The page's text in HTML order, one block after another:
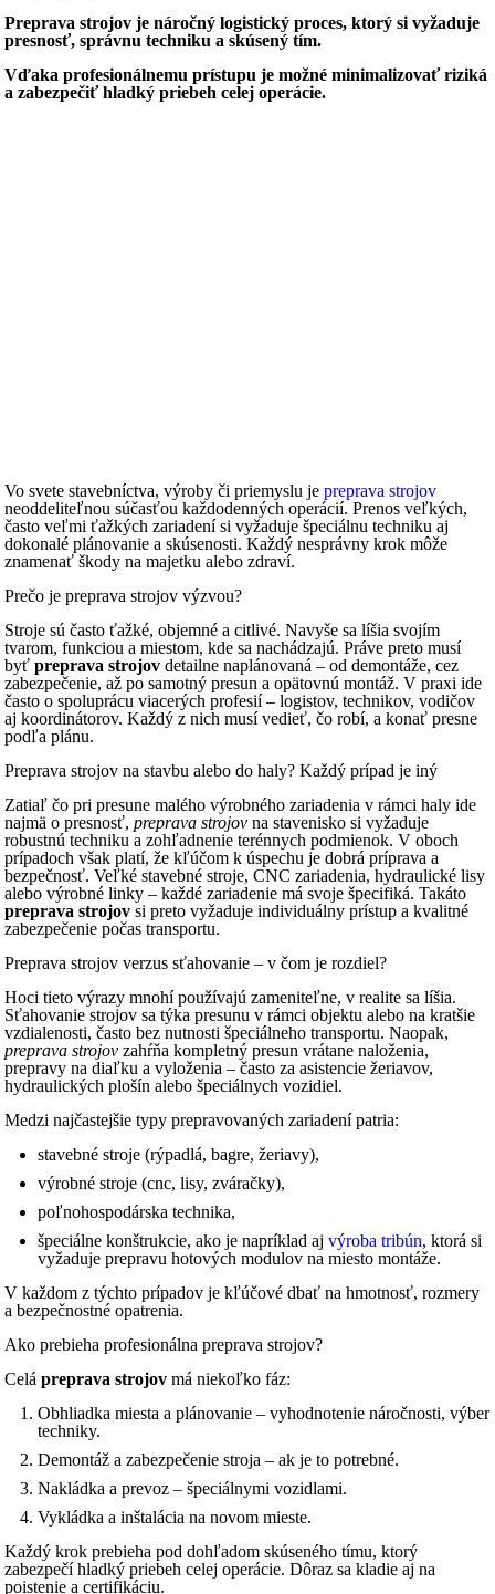
Preprava strojov je náročný logistický proces, ktorý si vyžaduje
presnosť, správnu techniku a skúsený tím.
Vďaka profesionálnemu prístupu je možné minimalizovať riziká
a zabezpečiť hladký priebeh celej operácie.
Vo svete stavebníctva, výroby či priemyslu jepreprava strojov
neoddeliteľnou súčasťou každodenných operácií. Prenos veľkých,
často veľmi ťažkých zariadení si vyžaduje špeciálnu techniku aj
dokonalé plánovanie a skúsenosti. Každý nesprávny krok môže
znamenať škody na majetku alebo zdraví.
Prečo je preprava strojov výzvou?
Stroje sú často ťažké, objemné a citlivé. Navyše sa líšia svojím
tvarom, funkciou a miestom, kde sa nachádzajú. Práve preto musí
byťpreprava strojov detailne naplánovaná – od demontáže, cez
zabezpečenie, až po samotný presun a opätovnú montáž. V praxi ide
často o spoluprácu viacerých profesií – logistov, technikov, vodičov
aj koordinátorov. Každý z nich musí vedieť, čo robí, a konať presne
podľa plánu.
Preprava strojov na stavbu alebo do haly? Každý prípad je iný
Zatiaľ čo pri presune malého výrobného zariadenia v rámci haly ide
najmä o presnosť,preprava strojov na stavenisko si vyžaduje
robustnú techniku a zohľadnenie terénnych podmienok. V oboch
prípadoch však platí, že kľúčom k úspechu je dobrá príprava a
bezpečnosť. Veľké stavebné stroje, CNC zariadenia, hydraulické lisy
alebo výrobné linky – každé zariadenie má svoje špecifiká. Takáto
preprava strojov si preto vyžaduje individuálny prístup a kvalitné
zabezpečenie počas transportu.
Preprava strojov verzus sťahovanie – v čom je rozdiel?
Hoci tieto výrazy mnohí používajú zameniteľne, v realite sa líšia.
Sťahovanie strojov sa týka presunu v rámci objektu alebo na kratšie
vzdialenosti, často bez nutnosti špeciálneho transportu. Naopak,
preprava strojov zahŕňa kompletný presun vrátane naloženia,
prepravy na diaľku a vyloženia – často za asistencie žeriavov,
hydraulických plošín alebo špeciálnych vozidiel.
Medzi najčastejšie typy prepravovaných zariadení patria:
stavebné stroje (rýpadlá, bagre, žeriavy),
výrobné stroje (cnc, lisy, zváračky),
poľnohospodárska technika,
špeciálne konštrukcie, ako je napríklad ajvýroba tribún, ktorá si
vyžaduje prepravu hotových modulov na miesto montáže.
V každom z týchto prípadov je kľúčové dbať na hmotnosť, rozmery
a bezpečnostné opatrenia.
Ako prebieha profesionálna preprava strojov?
Celápreprava strojov má niekoľko fáz:
Obhliadka miesta a plánovanie – vyhodnotenie náročnosti, výber
techniky.
Demontáž a zabezpečenie stroja – ak je to potrebné.
Nakládka a prevoz – špeciálnymi vozidlami.
Vykládka a inštalácia na novom mieste.
Každý krok prebieha pod dohľadom skúseného tímu, ktorý
zabezpečí hladký priebeh celej operácie. Dôraz sa kladie aj na
poistenie a certifikáciu.